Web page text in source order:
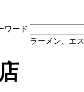
ワード
ラーメン、エ